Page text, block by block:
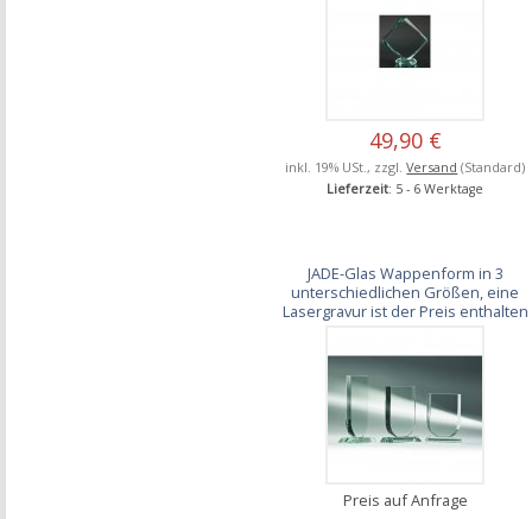
49,90 €
inkl. 19% USt., zzgl.Versand (Standard)
Lieferzeit: 5 - 6 Werktage
JADE-Glas Wappenform in 3
unterschiedlichen Größen, eine
Lasergravur ist der Preis enthalten
Preis auf Anfrage